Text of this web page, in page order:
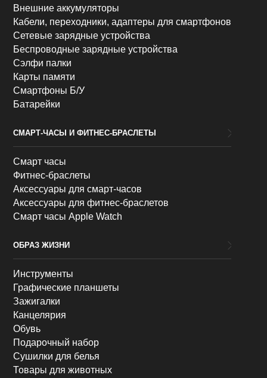
Внешние аккумуляторы
Кабели, переходники, адаптеры для смартфонов
Сетевые зарядные устройства
Беспроводные зарядные устройства
Сэлфи палки
Карты памяти
Смартфоны Б/У
Батарейки
СМАРТ-ЧАСЫ И ФИТНЕС-БРАСЛЕТЫ
Смарт часы
Фитнес-браслеты
Аксессуары для смарт-часов
Аксессуары для фитнес-браслетов
Смарт часы Apple Watch
ОБРАЗ ЖИЗНИ
Инструменты
Графические планшеты
Зажигалки
Канцелярия
Обувь
Подарочный набор
Сушилки для белья
Товары для животных